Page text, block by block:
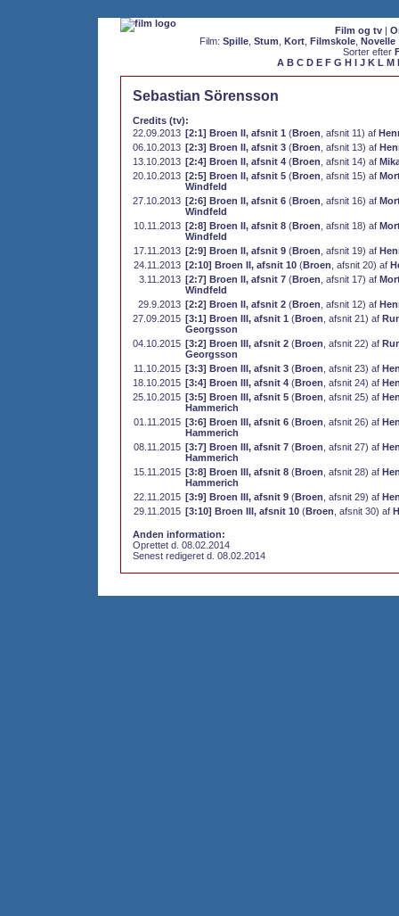
Film og tv|
Film: Spille, Stum Kort, Filmskole, Novelle
Sorter efter
A B C D E F G H I J K L M
Sebastian Sörensson
Credits (tv):
22.09.2013 [2:1] Broen II, afsnit 1 (Broen , afsnit 11) af
06.10.2013 [2:3] Broen II, afsnit 3 (Broen , afsnit 13) af
13.10.2013 [2:4] Broen II, afsnit 4 (Broen , afsnit 14) af
20.10.2013 [2:5] Broen II, afsnit 5 (Broen , afsnit 15) af
Windfeld
27.10.2013 [2:6] Broen II, afsnit 6 (Broen , afsnit 16) af
Windfeld
10.11.2013 [2:8] Broen II, afsnit 8 (Broen , afsnit 18) af
Windfeld
17.11.2013 [2:9] Broen II, afsnit 9 (Broen , afsnit 19) af
24.11.2013 [2:10] Broen II, afsnit 10 (Broen , afsnit 20) af
3.11.2013 [2:7] Broen II, afsnit 7 (Broen , afsnit 17) af
Windfeld
29.9.2013 [2:2] Broen II, afsnit 2 (Broen , afsnit 12) af
27.09.2015 [3:1] Broen III, afsnit 1 (Broen , afsnit 21) af
Georgsson
04.10.2015 [3:2] Broen III, afsnit 2 (Broen , afsnit 22) af
Georgsson
11.10.2015 [3:3] Broen III, afsnit 3 (Broen , afsnit 23) af
18.10.2015 [3:4] Broen III, afsnit 4 (Broen , afsnit 24) af
25.10.2015 [3:5] Broen III, afsnit 5 (Broen , afsnit 25) af
Hammerich
01.11.2015 [3:6] Broen III, afsnit 6 (Broen , afsnit 26) af
Hammerich
08.11.2015 [3:7] Broen III, afsnit 7 (Broen , afsnit 27) af
Hammerich
15.11.2015 [3:8] Broen III, afsnit 8 (Broen , afsnit 28) af
Hammerich
22.11.2015 [3:9] Broen III, afsnit 9 (Broen , afsnit 29) af
29.11.2015 [3:10] Broen III, afsnit 10 (Broen , afsnit 30) af
Anden information:
Oprettet d. 08.02.2014
Senest redigeret d. 08.02.2014